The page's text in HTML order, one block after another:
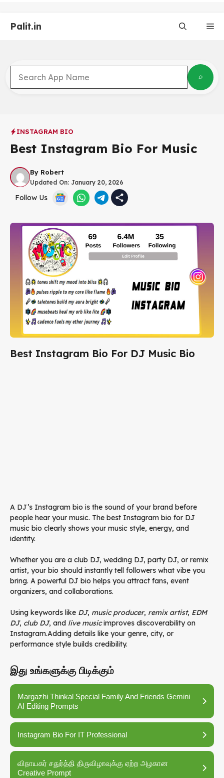
content
Palit.in
INSTAGRAM BIO
Best Instagram Bio For Music
By Robert
Updated On: January 20, 2026
Follow Us
Best Instagram Bio For DJ Music Bio
A DJ’s Instagram bio is the sound of your brand before
people hear your music. The best Instagram bio for DJ
music bio clearly shows your music style, energy, and
identity.
Whether you are a club DJ, wedding DJ, party DJ, or remix
artist, your bio should instantly tell followers what vibe you
bring. A powerful DJ bio helps you attract fans, event
organizers, and collaborations.
Using keywords like DJ, music producer, remix artist, EDM
DJ, club DJ, and live musicimproves discoverability on
Instagram.Adding details like your genre, city, or
performance style builds credibility.
இது உங்களுக்கு பிடிக்கும்
Margazhi Thinkal Special Family And Friends Gemini
AI Editing Prompts
Instagram Bio For IT Professional
விநாயகர் சதுர்த்தி திருவிழாவுக்கு ஏற்ற அழகான
Creative Prompt